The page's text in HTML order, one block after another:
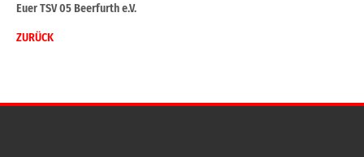
Euer TSV 05 Beerfurth e.V.
ZURÜCK